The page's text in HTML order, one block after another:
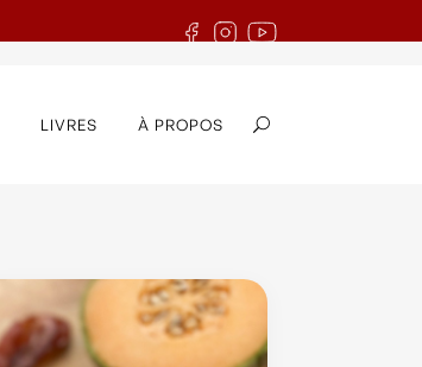
LIVRES À PROPOS